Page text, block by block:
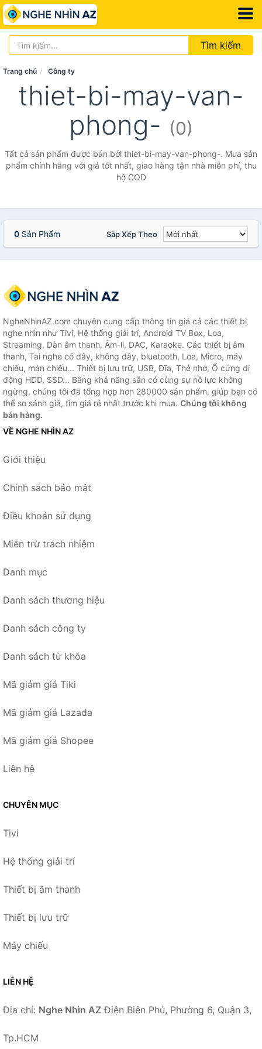
Tìm kiếm
Trang chủ Công ty
thiet-bi-may-van-
phong- (0)
Tất cả sản phẩm được bán bởi thiet-bi-may-van-phong-. Mua sản
phẩm chính hãng với giá tốt nhất, giao hàng tận nhà miễn phí, thu
hộ COD
0 Sản Phẩm Sắp Xếp Theo
NgheNhinAZ.com chuyên cung cấp thông tin giá cả các thiết bị
nghe nhìn như Tivi, Hệ thống giải trí, Android TV Box, Loa,
Streaming, Dàn âm thanh, Âm-li, DAC, Karaoke. Các thiết bị âm
thanh, Tai nghe có dây, không dây, bluetooth, Loa, Micro, máy
chiếu, màn chiếu... Thiết bị lưu trữ, USB, Đĩa, Thẻ nhớ, Ổ cứng di
động HDD, SSD... Bằng khả năng sẵn có cùng sự nỗ lực không
ngừng, chúng tôi đã tổng hợp hơn 280000 sản phẩm, giúp bạn có
thể so sánh giá, tìm giá rẻ nhất trước khi mua. Chúng tôi không
bán hàng.
VỀ NGHE NHÌN AZ
Giới thiệu
Chính sách bảo mật
Điều khoản sử dụng
Miễn trừ trách nhiệm
Danh mục
Danh sách thương hiệu
Danh sách công ty
Danh sách từ khóa
Mã giảm giá Tiki
Mã giảm giá Lazada
Mã giảm giá Shopee
Liên hệ
CHUYÊN MỤC
Tivi
Hệ thống giải trí
Thiết bị âm thanh
Thiết bị lưu trữ
Máy chiếu
LIÊN HỆ
Địa chỉ: Nghe Nhìn AZ Điện Biên Phủ, Phường 6, Quận 3,
Tp.HCM